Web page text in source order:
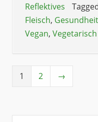
Reflektives
Fleisch, Gesundheit
Vegan, Vegetarisch
1 2 →